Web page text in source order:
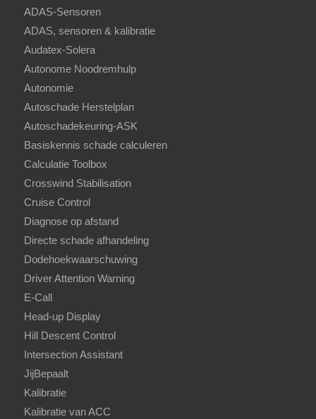
ADAS-Sensoren
ADAS, sensoren & kalibratie
Audatex-Solera
Autonome Noodremhulp
Autonomie
Autoschade Herstelplan
Autoschadekeuring-ASK
Basiskennis schade calculeren
Calculatie Toolbox
Crosswind Stabilisation
Cruise Control
Diagnose op afstand
Directe schade afhandeling
Dodehoekwaarschuwing
Driver Attention Warning
E-Call
Head-up Display
Hill Descent Control
Intersection Assistant
JijBepaalt
Kalibratie
Kalibratie van ACC